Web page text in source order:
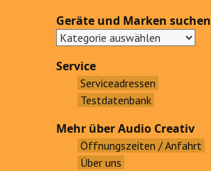
h
Geräte und Marken suchen
Service
Serviceadressen
Testdatenbank
Mehr über Audio Creativ
Öffnungszeiten / Anfahrt
Über uns